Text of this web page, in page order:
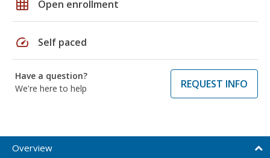
grid_on Open enrollment
speed Self paced
Have a question?
We're here to help
REQUEST INFO
Overview